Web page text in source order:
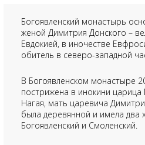
Богоявленский монастырь
женой Димитрия Донского –
Евдокией, в иночестве
обитель в северо-западной
В Богоявленском монастыре
пострижена в инокини
Нагая, мать царевича
была деревянной и имела два
Богоявленский и Смоленский.